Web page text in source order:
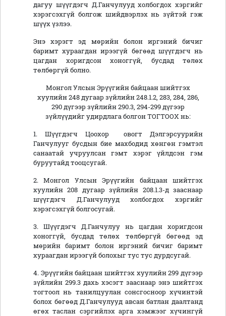
дагуу шүүгдэгч Д.Ганчулууд холбогдох хэргийг
хэрэгсэхгүй болгож шийдвэрлэх нь зүйтэй гэж
шүүх үзлээ.
Энэ хэрэгт эд мөрийн болон иргэний бичиг
баримт хураагдан ирээгүй бөгөөд шүүгдэгч нь
цагдан хоригдсон хоноггүй, бусдад төлөх
төлбөргүй болно.
Монгол Улсын Эрүүгийн байцаан шийтгэх
хуулийн 248 дугаар зүйлийн 248.1.2, 283, 284, 286,
290 дүгээр зүйлийн 290.3, 294-299 дүгээр
зүйлүүдийг удирдлага болгон ТОГТООХ нь:
1. Шүүгдэгч Цоохор овогт Дэлгэрсуурийн
Ганчулууг бусдын бие махбодид хөнгөн гэмтэл
санаатай учруулсан гэмт хэрэг үйлдсэн гэм
буруутайд тооцсугай.
2. Монгол Улсын Эрүүгийн байцаан шийтгэх
хуулийн 208 дугаар зүйлийн 208.1.3-д зааснаар
шүүгдэгч Д.Ганчулууд холбогдох хэргийг
хэрэгсэхгүй болгосугай.
3. Шүүгдэгч Д.Ганчулуу нь цагдан хоригдсон
хоноггүй, бусдад төлөх төлбөргүй бөгөөд эд
мөрийн баримт болон иргэний бичиг баримт
хураагдан ирээгүй болохыг тус тус дурдсугай.
4. Эрүүгийн байцаан шийтгэх хуулийн 299 дүгээр
зүйлийн 299.3 дахь хэсэгт зааснаар энэ шийтгэх
тогтоол нь танилцуулан сонсгосноор хүчинтэй
болох бөгөөд Д.Ганчулууд авсан батлан даалтанд
өгөх таслан сэргийлэх арга хэмжээг хүчингүй